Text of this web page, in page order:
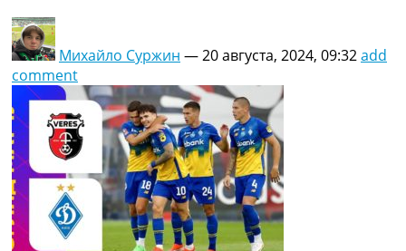
Михайло Суржин —20 августа, 2024, 09:32add
comment